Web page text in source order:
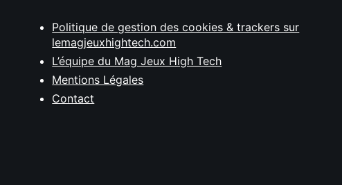
Politique de gestion des cookies & trackers sur
lemagjeuxhightech.com
L’équipe du Mag Jeux High Tech
Mentions Légales
Contact